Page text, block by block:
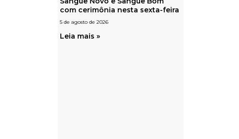
com cerimônia nesta sexta-feira
5 de agosto de 2026
Leia mais »